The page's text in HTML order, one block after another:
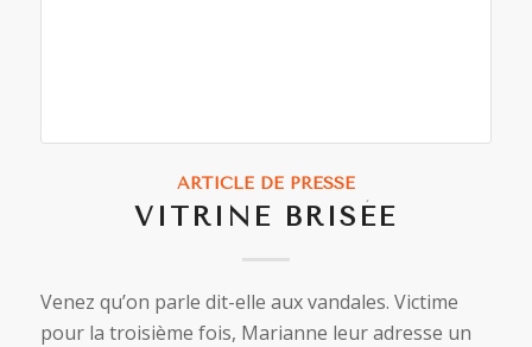
ARTICLE DE PRESSE
VITRINE BRISÉE
Venez qu’on parle dit-elle aux vandales. Victime
pour la troisième fois, Marianne leur adresse un